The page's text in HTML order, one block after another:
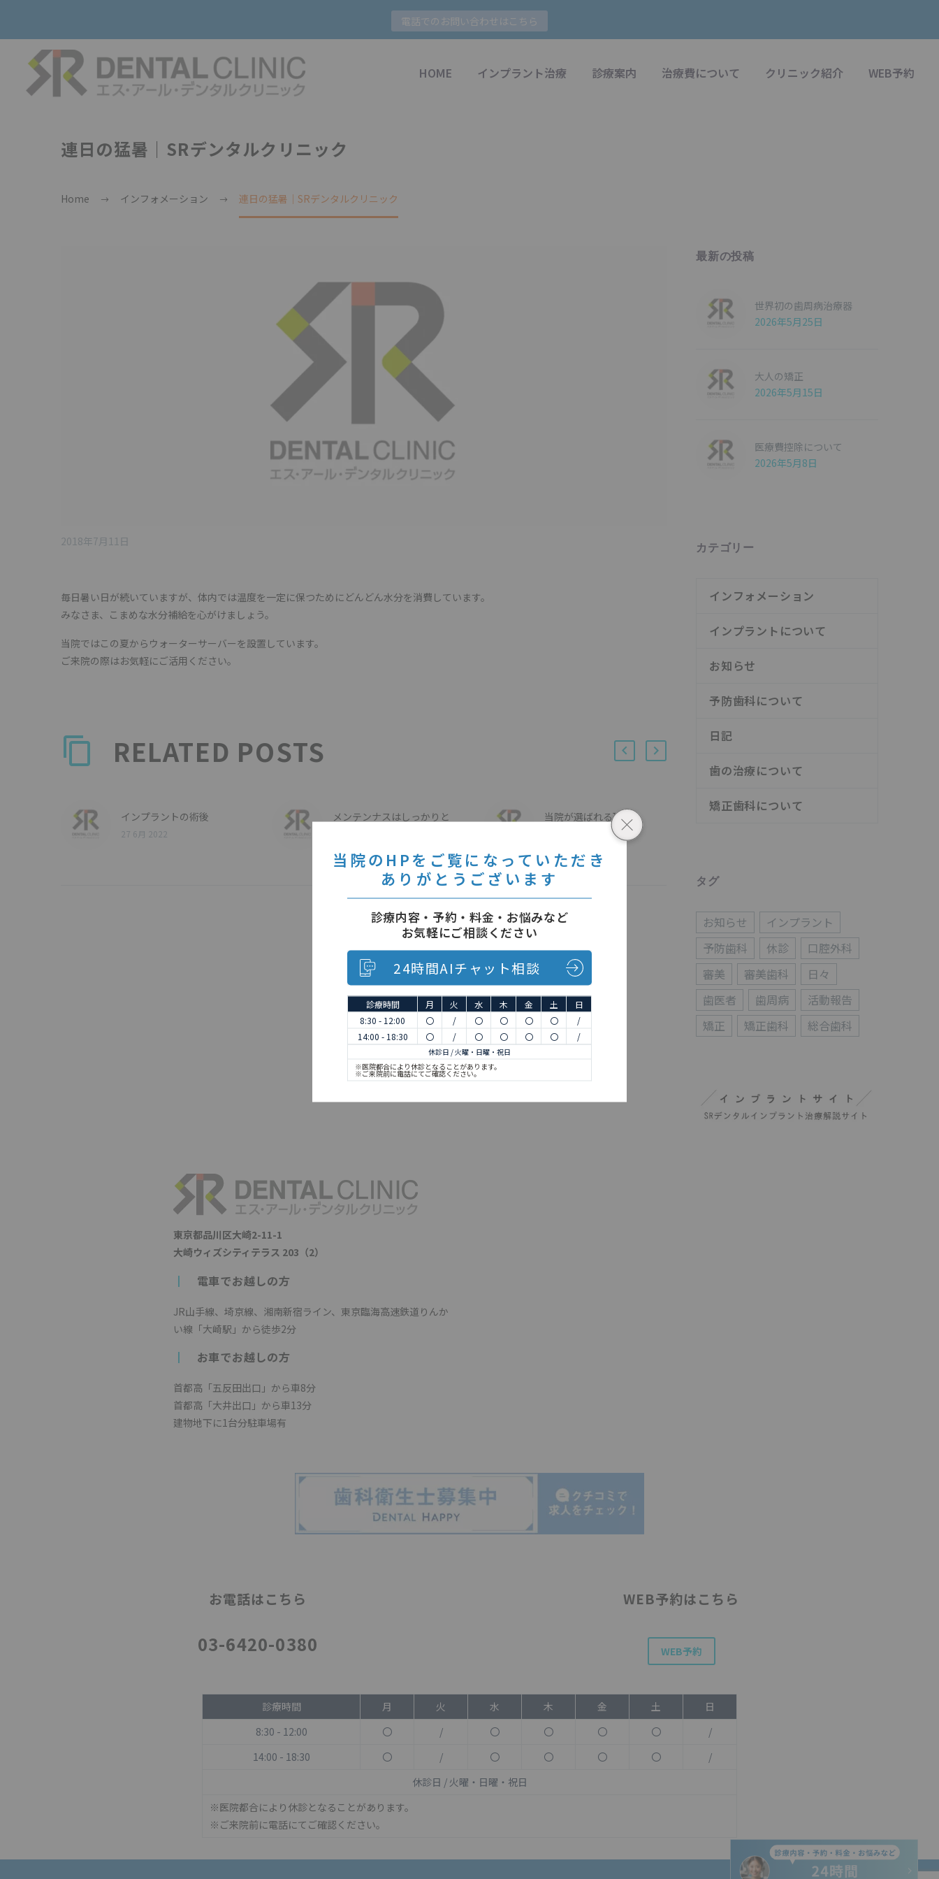
電話でのお問い合わせはこちら
HOME インプラント治療 診療案内 治療費について クリニック紹介 WEB予約
連日の猛暑｜SRデンタルクリニック
Home インフォメーション 連日の猛暑｜SRデンタルクリニック
2018年7月11日
毎日暑い日が続いていますが、体内では温度を一定に保つためにどんどん水分を消費しています。
みなさま、こまめな水分補給を心がけましょう。
当院ではこの夏からウォーターサーバーを設置しています。
ご来院の際はお気軽にご活用ください。
RELATED POSTS
インプラントの術後
27 6月 2022
メンテンナスはしっかりと 当院が選ばれる理由
インプラントのメリット・
最新の投稿
世界初の歯周病治療器
2026年5月25日
大人の矯正
2026年5月15日
医療費控除について
2026年5月8日
カテゴリー
インフォメーション
インプラントについて
お知らせ
予防歯科について
日記
歯の治療について
矯正歯科について
タグ
お知らせ
インプラント
予防歯科
休診
口腔外科
審美
審美歯科
日々
歯医者
歯周病
活動報告
矯正
矯正歯科 総合歯科
東京都品川区大崎2-11-1
大崎ウィズシティテラス 203（2）
┃ 電車でお越しの方
JR山手線、埼京線、湘南新宿ライン、東京臨海高速鉄道りんか
い線「大崎駅」から徒歩2分
┃ お車でお越しの方
首都高「五反田出口」から車8分
首都高「大井出口」から車13分
建物地下に1台分駐車場有
お電話はこちら
03-6420-0380
WEB予約はこちら
WEB予約
診療時間 月 火 水 木 金 土
日
8:30 - 12:00
〇 / 〇 〇 〇 〇
/
14:00 - 18:30
〇 / 〇 〇 〇 〇
/
休診日 / 火曜・日曜・祝日
※医院都合により休診となることがあります。
※ご来院前に電話にてご確認ください。
当院のHPをご覧になっていただき
ありがとうございます
診療内容・予約・料金・お悩みなど
お気軽にご相談ください
24時間AIチャット相談
診療時間 月 火 水 木 金 土
日
8:30 - 12:00
〇 / 〇 〇 〇 〇
/
14:00 - 18:30
〇 / 〇 〇 〇 〇 /
休診日 / 火曜・日曜・祝日
※医院都合により休診となることがあります。
※ご来院前に電話にてご確認ください。